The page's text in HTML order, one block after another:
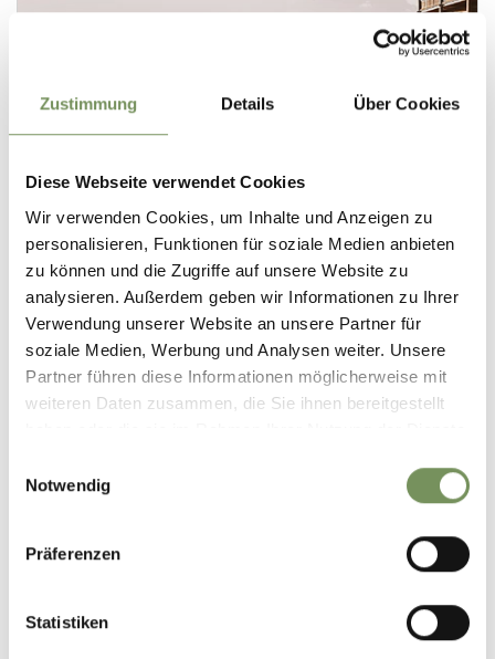
Zustimmung Details Über Cookies
Diese Webseite verwendet Cookies
Wir verwenden Cookies, um Inhalte und Anzeigen zu
personalisieren, Funktionen für soziale Medien anbieten
zu können und die Zugriffe auf unsere Website zu
analysieren. Außerdem geben wir Informationen zu Ihrer
Verwendung unserer Website an unsere Partner für
soziale Medien, Werbung und Analysen weiter. Unsere
Partner führen diese Informationen möglicherweise mit
weiteren Daten zusammen, die Sie ihnen bereitgestellt
Notwendig
Präferenzen
Statistiken